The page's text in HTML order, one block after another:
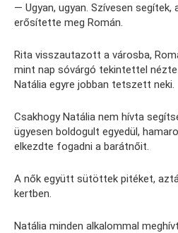
— Ugyan, ugyan. Szívesen segítek,
erősítette meg Román.
Rita visszautazott a városba,
mint nap sóvárgó tekintettel
Natália egyre jobban tetszett neki.
Csakhogy Natália nem hívta
ügyesen boldogult egyedül,
elkezdte fogadni a barátnőit.
A nők együtt sütöttek pitéket,
kertben.
Natália minden alkalommal